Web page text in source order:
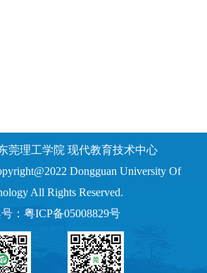
莞理工学院 现代教育技术中心
Dongguan University Of
All Rights Reserved.
：粤ICP备05008829号